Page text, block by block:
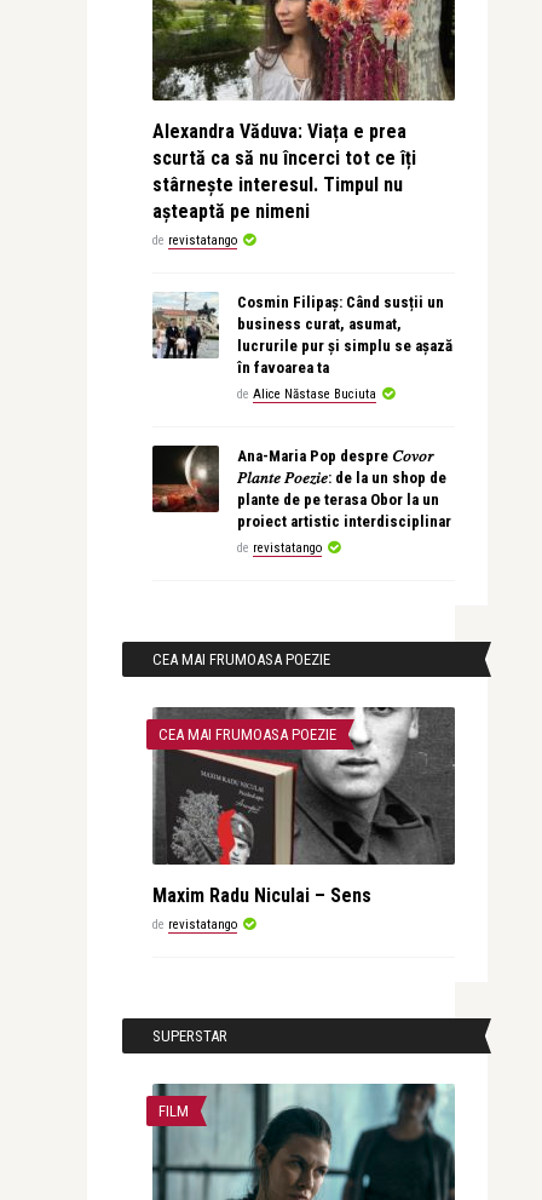
Alexandra Văduva: Viața e prea
scurtă ca să nu încerci tot ce îți
stârnește interesul. Timpul nu
așteaptă pe nimeni
de revistatango
Cosmin Filipaș: Când susții un
business curat, asumat,
lucrurile pur și simplu se așază
în favoarea ta
de Alice Năstase Buciuta
Ana-Maria Pop despre 𝐶𝑜𝑣𝑜𝑟
𝑃𝑙𝑎𝑛𝑡𝑒 𝑃𝑜𝑒𝑧𝑖𝑒: de la un shop de
plante de pe terasa Obor la un
proiect artistic interdisciplinar
de revistatango
CEA MAI FRUMOASA POEZIE
CEA MAI FRUMOASA POEZIE
Maxim Radu Niculai – Sens
de revistatango
SUPERSTAR
FILM